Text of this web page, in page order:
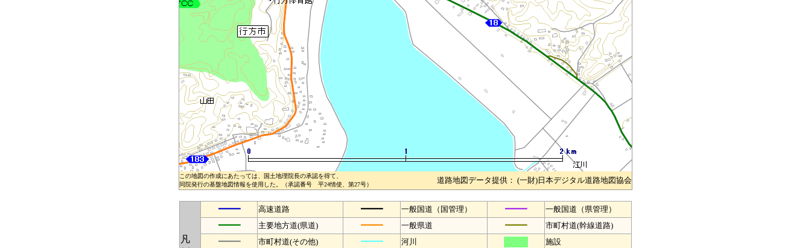
この地図の作成にあたっては、国土地理院長の承認を得て、
同院発行の基盤地図情報を使用した。（承認番号 平24情使、第27号）
道路地図データ提供： (一財)日本デジタル道路地図協会
凡
━━ 高速道路 ━━ 一般国道（国管理） ━━ 一般国道（県管理）
━━ 主要地方道(県道) ━━ 一般県道 ━━ 市町村道(幹線道路)
━━ 市町村道(その他) ━━ 河川 施設